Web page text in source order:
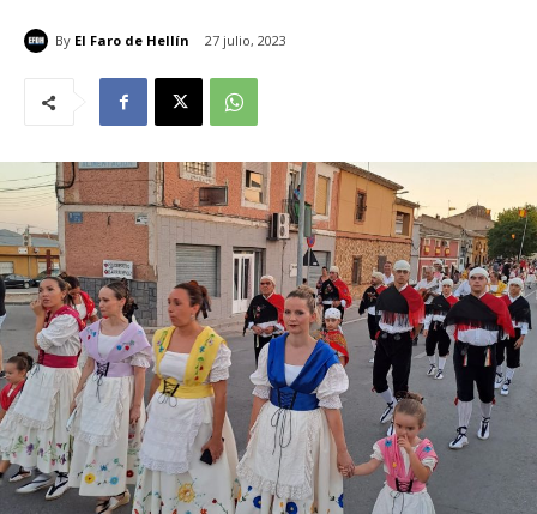
By El Faro de Hellín 27 julio, 2023